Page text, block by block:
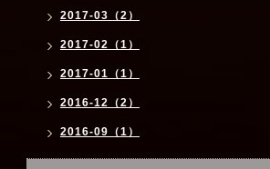
2017-03（2）
2017-02（1）
2017-01（1）
2016-12（2）
2016-09（1）